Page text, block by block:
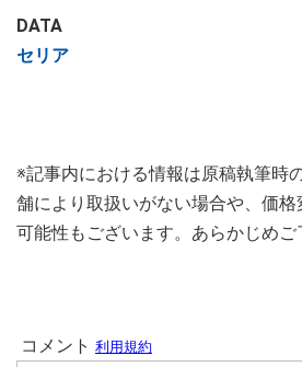
DATA
セリア
※記事内における情報は原稿執筆時
舗により取扱いがない場合や、価
可能性もございます。あらかじめご